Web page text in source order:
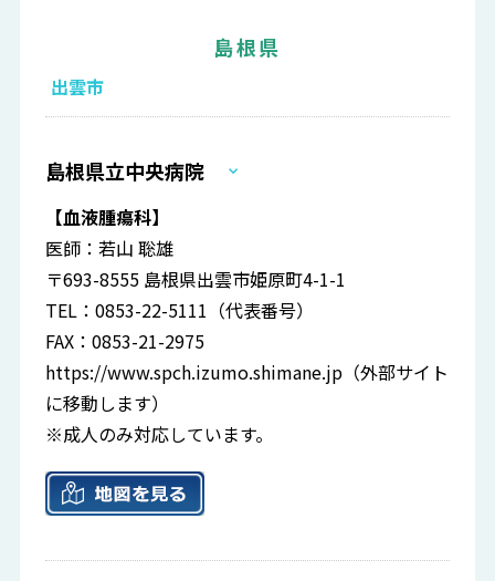
島根県
出雲市
島根県立中央病院
【血液腫瘍科】
医師：若山 聡雄
〒693-8555 島根県出雲市姫原町4-1-1
TEL：0853-22-5111（代表番号）
FAX：0853-21-2975
https://www.spch.izumo.shimane.jp （外部サイト
に移動します）
※成人のみ対応しています。